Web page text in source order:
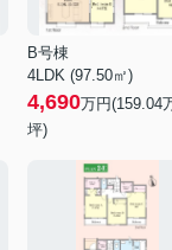
B号棟
4LDK (97.50㎡)
4,690万円(159.04
坪)